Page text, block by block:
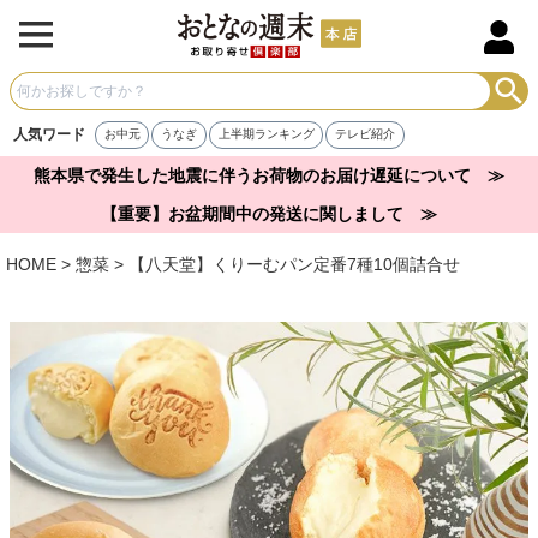
人気ワード お中元 うなぎ 上半期ランキング テレビ紹介
熊本県で発生した地震に伴うお荷物のお届け遅延について ≫
【重要】お盆期間中の発送に関しまして ≫
HOME 惣菜 【八天堂】くりーむパン定番7種10個詰合せ